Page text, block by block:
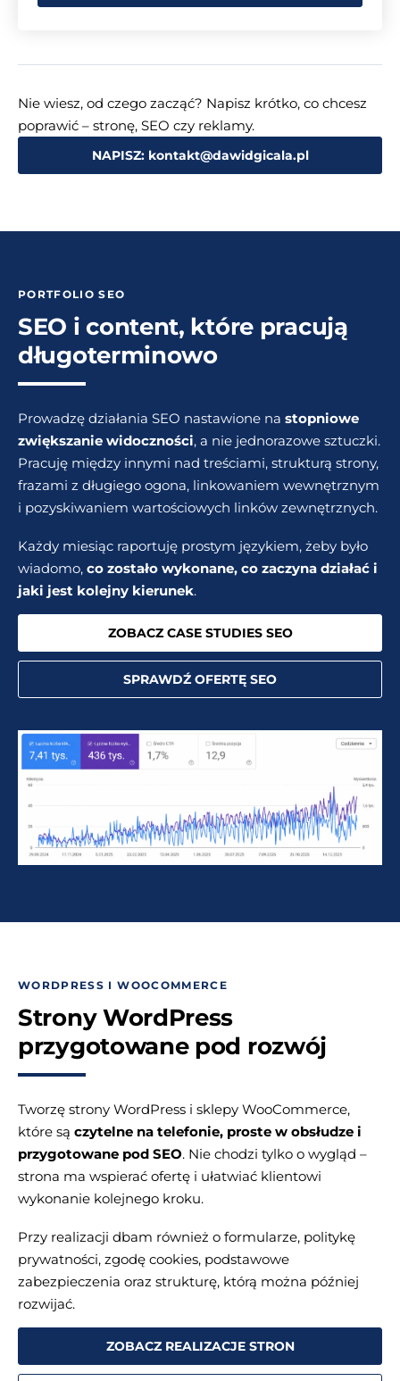
Nie wiesz, od czego zacząć? Napisz krótko, co chcesz
poprawić – stronę, SEO czy reklamy.
NAPISZ: kontakt@dawidgicala.pl
PORTFOLIO SEO
SEO i content, które pracują
długoterminowo
Prowadzę działania SEO nastawione na stopniowe
zwiększanie widoczności, a nie jednorazowe sztuczki.
Pracuję między innymi nad treściami, strukturą strony,
frazami z długiego ogona, linkowaniem wewnętrznym
i pozyskiwaniem wartościowych linków zewnętrznych.
Każdy miesiąc raportuję prostym językiem, żeby było
wiadomo, co zostało wykonane, co zaczyna działać i
jaki jest kolejny kierunek.
ZOBACZ CASE STUDIES SEO
SPRAWDŹ OFERTĘ SEO
WORDPRESS I WOOCOMMERCE
Strony WordPress
przygotowane pod rozwój
Tworzę strony WordPress i sklepy WooCommerce,
które są czytelne na telefonie, proste w obsłudze i
przygotowane pod SEO. Nie chodzi tylko o wygląd –
strona ma wspierać ofertę i ułatwiać klientowi
wykonanie kolejnego kroku.
Przy realizacji dbam również o formularze, politykę
prywatności, zgodę cookies, podstawowe
zabezpieczenia oraz strukturę, którą można później
rozwijać.
ZOBACZ REALIZACJE STRON